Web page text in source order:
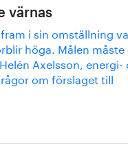
värnas
i sin omställning
höga. Målen måste
Axelsson, energi-
om förslaget till